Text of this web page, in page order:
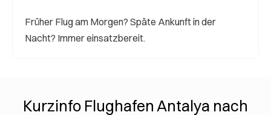
Früher Flug am Morgen? Späte Ankunft in der
Nacht? Immer einsatzbereit.
Kurzinfo Flughafen Antalya nach